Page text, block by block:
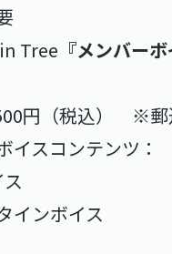
Tree 『メンバー
円（税込） ※郵
イスコンテンツ：
インボイス